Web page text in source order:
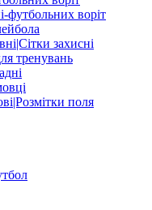
футбольних воріт
захисні
тренувань
поля